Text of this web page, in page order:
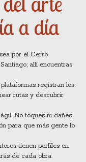
a día
por el Cerro
allí encuentras
plataformas registran los
rutas y descubrir
No toques ni dañes
para que más gente lo
tienen perfiles en
de cada obra.